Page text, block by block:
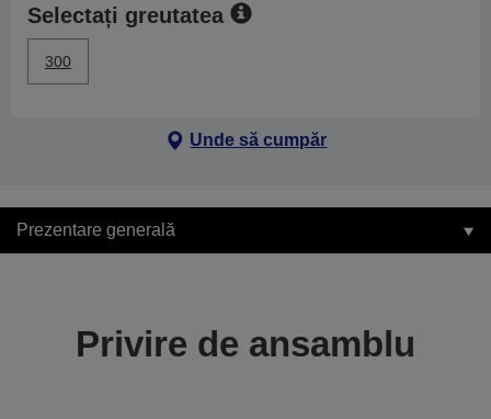
Selectați greutatea
300
Unde să cumpăr
Prezentare generală
Privire de ansamblu